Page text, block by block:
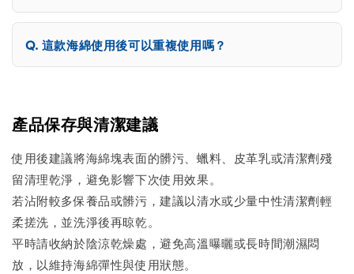
這款海綿使用後可以重複使用嗎？
產品保存與清潔建議
使用後建議將海綿塊表面的髒污、蠟料、皮革乳或清潔劑殘
留清理乾淨，避免影響下次使用效果。
若沾附較多保養品或髒污，建議以清水或少量中性清潔劑輕
柔搓洗，並洗淨後再晾乾。
平時請收納於陰涼乾燥處，避免高溫曝曬或長時間潮濕悶
放，以維持海綿彈性與使用狀態。